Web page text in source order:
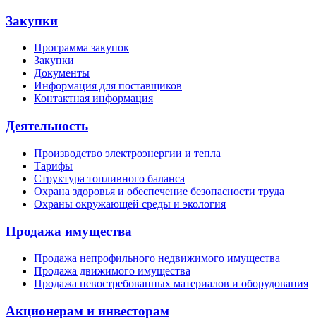
Закупки
Программа закупок
Закупки
Документы
Информация для поставщиков
Контактная информация
Деятельность
Производство электроэнергии и тепла
Тарифы
Структура топливного баланса
Охрана здоровья и обеспечение безопасности труда
Охраны окружающей среды и экология
Продажа имущества
Продажа непрофильного недвижимого имущества
Продажа движимого имущества
Продажа невостребованных материалов и оборудования
Акционерам и инвесторам